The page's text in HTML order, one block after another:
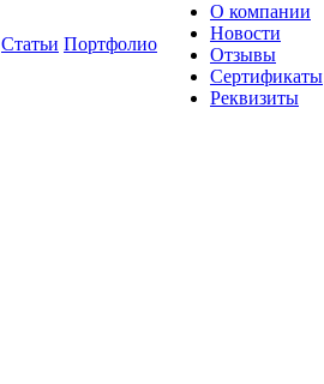
Статьи Портфолио
О компании
Новости
Отзывы
Сертификаты
Реквизиты